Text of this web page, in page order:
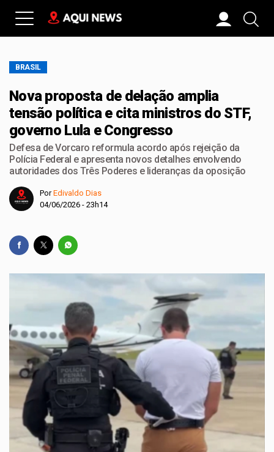
BRASIL
Nova proposta de delação amplia
tensão política e cita ministros do STF,
governo Lula e Congresso
Defesa de Vorcaro reformula acordo após rejeição da
Polícia Federal e apresenta novos detalhes envolvendo
autoridades dos Três Poderes e lideranças da oposição
PorEdivaldo Dias
04/06/2026 - 23h14